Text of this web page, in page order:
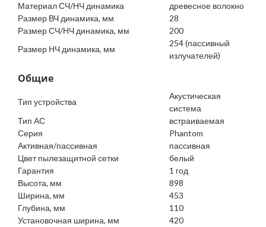
Материал СЧ/НЧ динамика
древесное волокно
Размер ВЧ динамика, мм
28
Размер СЧ/НЧ динамика, мм
200
Размер НЧ динамика, мм
254 (пассивный
излучателей)
Общие
Тип устройства
Акустическая
система
Тип АС
встраиваемая
Серия
Phantom
Активная/пассивная
пассивная
Цвет пылезащитной сетки
белый
Гарантия
1 год
Высота, мм
898
Ширина, мм
453
Глубина, мм
110
Установочная ширина, мм
420